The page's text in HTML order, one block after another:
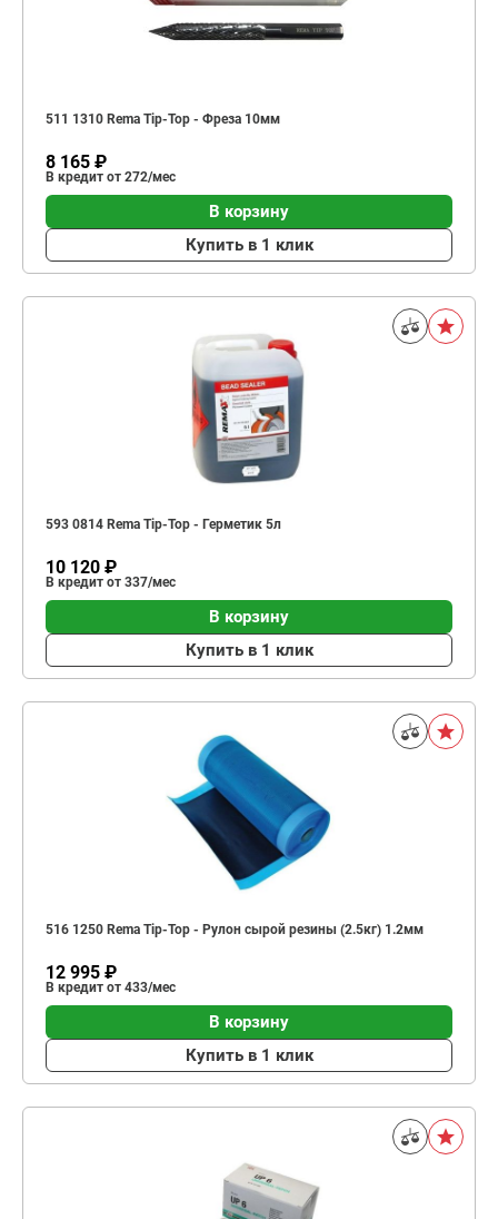
511 1310 Rema Tip-Top - Фреза 10мм
8 165 ₽
В кредит от 272/мес
В корзину
Купить в 1 клик
593 0814 Rema Tip-Top - Герметик 5л
10 120 ₽
В кредит от 337/мес
В корзину
Купить в 1 клик
516 1250 Rema Tip-Top - Рулон сырой резины (2.5кг) 1.2мм
12 995 ₽
В кредит от 433/мес
В корзину
Купить в 1 клик